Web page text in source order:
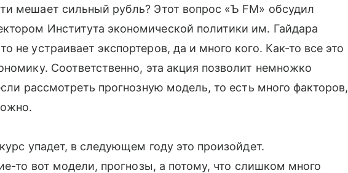
мешает сильный рубль? Этот вопрос «Ъ FM» обсудил
Института экономической политики им. Гайдара
не устраивает экспортеров, да и много кого. Как-то все это
Соответственно, эта акция позволит немножко
рассмотреть прогнозную модель, то есть много факторов,
упадет, в следующем году это произойдет.
то вот модели, прогнозы, а потому, что слишком много